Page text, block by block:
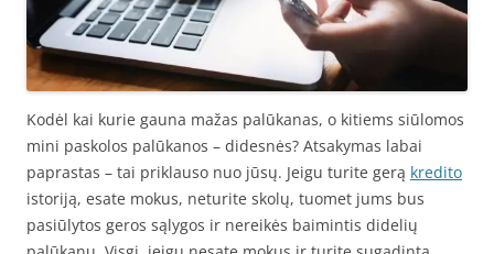
Kodėl kai kurie gauna mažas palūkanas, o kitiems siūlomos
mini paskolos palūkanos – didesnės? Atsakymas labai
paprastas – tai priklauso nuo jūsų. Jeigu turite gerą kredito
istoriją, esate mokus, neturite skolų, tuomet jums bus
pasiūlytos geros sąlygos ir nereikės baimintis didelių